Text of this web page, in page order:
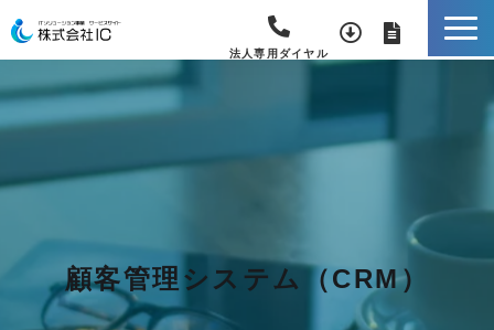
法人専用ダイヤル
顧客管理システム（CRM）